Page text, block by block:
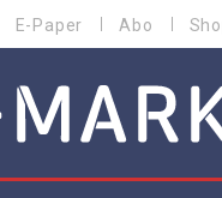
E-Paper Abo